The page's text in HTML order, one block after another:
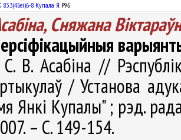
83.3(4Беі)6-8 Купала Я.Р96
Сняжана
В. Асабіна //
/ Установа
Янкі Купалы" ; рэд.
– С. 149-154.